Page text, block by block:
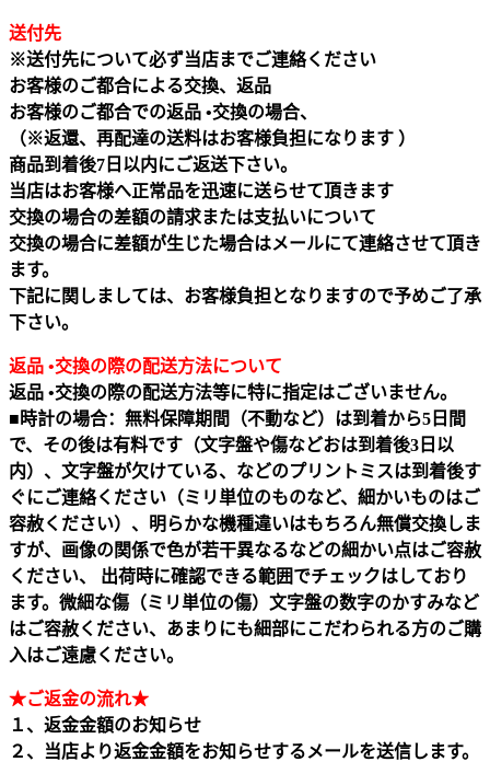
送付先
※送付先について必ず当店までご連絡ください
お客様のご都合による交換、返品
お客様のご都合での返品 •交換の場合、
（※返還、再配達の送料はお客様負担になります ）
商品到着後7日以内にご返送下さい。
当店はお客様へ正常品を迅速に送らせて頂きます
交換の場合の差額の請求または支払いについて
交換の場合に差額が生じた場合はメールにて連絡させて頂き
ます。
下記に関しましては、お客様負担となりますので予めご了承
下さい。
返品 •交換の際の配送方法について
返品 •交換の際の配送方法等に特に指定はございません。
■時計の場合：無料保障期間（不動など）は到着から5日間
で、その後は有料です（文字盤や傷などおは到着後3日以
内）、文字盤が欠けている、などのプリントミスは到着後す
ぐにご連絡ください（ミリ単位のものなど、細かいものはご
容赦ください）、明らかな機種違いはもちろん無償交換しま
すが、画像の関係で色が若干異なるなどの細かい点はご容赦
ください、 出荷時に確認できる範囲でチェックはしており
ます。微細な傷（ミリ単位の傷）文字盤の数字のかすみなど
はご容赦ください、あまりにも細部にこだわられる方のご購
入はご遠慮ください。
★ご返金の流れ★
１、返金金額のお知らせ
２、当店より返金金額をお知らせするメールを送信します。